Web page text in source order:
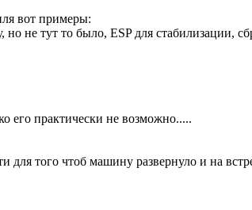
вот примеры:
не тут то было, ЕSP для стабилизации,
его практически не возможно.....
для того чтоб машину развернуло и на